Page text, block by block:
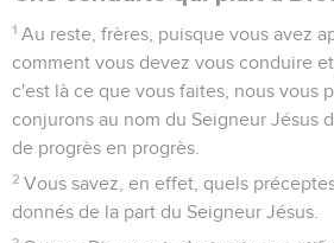
Mais nous qui sommes du jour,
la cuirasse de la foi et de la charité, et
l'espérance du salut.
9 Car Dieu ne nous a pas destinés à la
l'acquisition du salut par notre
soit que nous dormions, nous vivions